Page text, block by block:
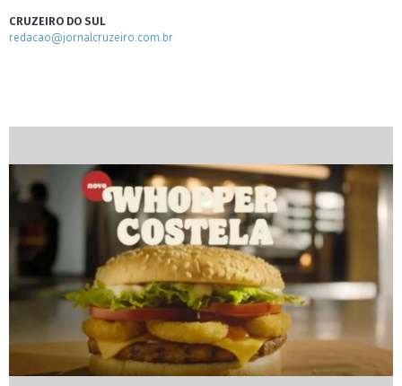
CRUZEIRO DO SUL
redacao@jornalcruzeiro.com.br